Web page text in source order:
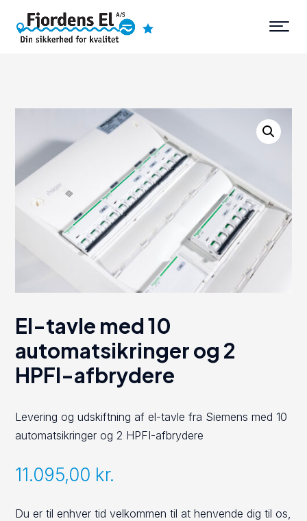
 Vi dækker Sjælland 
El-tavle med 10
automatsikringer og 2
HPFI-afbrydere
Levering og udskiftning af el-tavle fra Siemens med 10
automatsikringer og 2 HPFI-afbrydere
11.095,00 kr.
Du er til enhver tid velkommen til at henvende dig til os,